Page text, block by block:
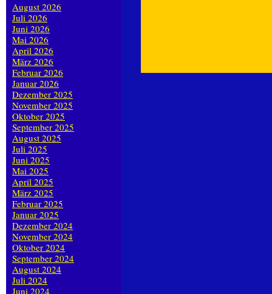
August 2026
Juli 2026
Juni 2026
Mai 2026
April 2026
März 2026
Februar 2026
Januar 2026
Dezember 2025
November 2025
Oktober 2025
September 2025
August 2025
Juli 2025
Juni 2025
Mai 2025
April 2025
März 2025
Februar 2025
Januar 2025
Dezember 2024
November 2024
Oktober 2024
September 2024
August 2024
Juli 2024
Juni 2024